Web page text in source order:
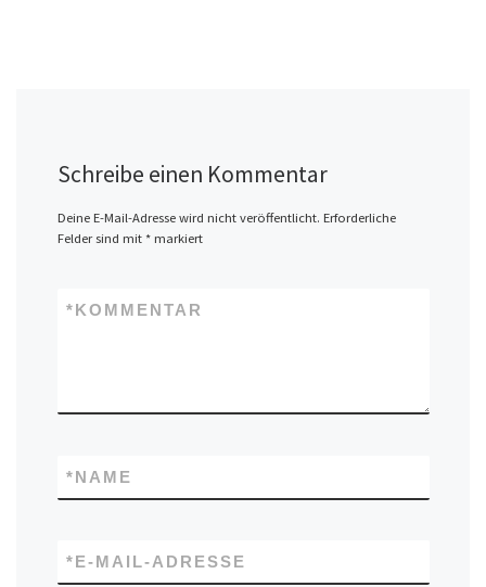
Schreibe einen Kommentar
Deine E-Mail-Adresse wird nicht veröffentlicht. Erforderliche
Felder sind mit *markiert
KOMMENTAR
*
NAME
*
E-MAIL-ADRESSE
*